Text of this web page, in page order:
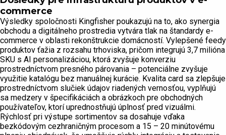
commerce
Výsledky spoločnosti Kingfisher poukazujú na to, ako synergia
obchodu a digitálneho prostredia vytvára tlak na štandardy e-
commerce v oblasti rekonštrukcie domácností. Vylepšené feedy
produktov ťažia z rozsahu trhoviska, pričom integrujú 3,7 milióna
SKU s AI personalizáciou, ktorá zvyšuje konverziu
prostredníctvom presného párovania – potenciálne zvyšuje
využitie katalógu bez manuálnej kurácie. Kvalita card sa zlepšuje
prostredníctvom slučiek údajov riadených vernosťou, vyplňujú
sa medzery v špecifikáciách a obrázkoch pre obchodných
používateľov, ktorí uprednostňujú úplnosť pred vizuálmi.
Rýchlosť pri výstupe sortimentov sa dosahuje vďaka
bezkódovým cezhraničným procesom a 15 – 20 minútovému